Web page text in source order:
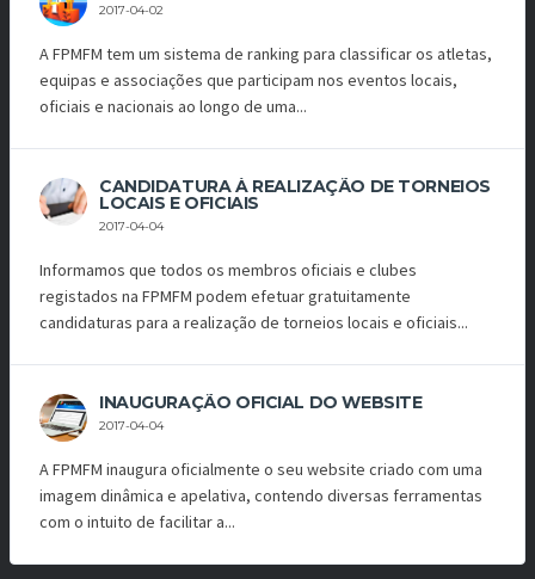
2017-04-02
A FPMFM tem um sistema de ranking para classificar os atletas,
equipas e associações que participam nos eventos locais,
oficiais e nacionais ao longo de uma...
CANDIDATURA À REALIZAÇÃO DE TORNEIOS
LOCAIS E OFICIAIS
2017-04-04
Informamos que todos os membros oficiais e clubes
registados na FPMFM podem efetuar gratuitamente
candidaturas para a realização de torneios locais e oficiais...
INAUGURAÇÃO OFICIAL DO WEBSITE
2017-04-04
A FPMFM inaugura oficialmente o seu website criado com uma
imagem dinâmica e apelativa, contendo diversas ferramentas
com o intuito de facilitar a...